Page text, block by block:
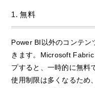
1. 無料
Power BI以外のコンテン
きます。Microsoft
プすると、一時的に無料
使用制限は多くなるため